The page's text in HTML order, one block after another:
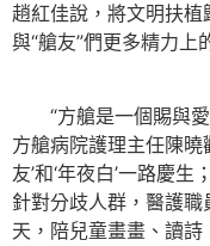
趙紅佳說，將文明扶
與“艙友”們更多精力上
“方艙是一個賜與愛
方艙病院護理主任陳曉
友’和‘年夜白’一路慶生
針對分歧人群，醫護
天，陪兒童畫畫、讀